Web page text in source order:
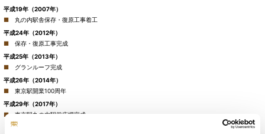
平成19年（2007年）
丸の内駅舎保存・復原工事着工
平成24年（2012年）
保存・復原工事完成
平成25年（2013年）
グランルーフ完成
平成26年（2014年）
東京駅開業100周年
平成29年（2017年）
東京駅丸の内駅前広場完成